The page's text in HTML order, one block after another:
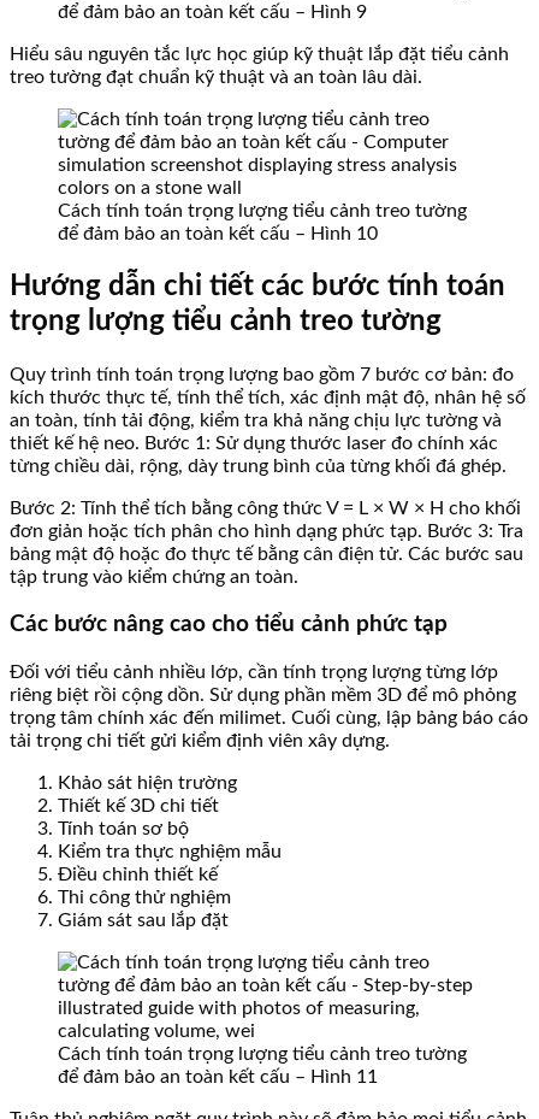
để đảm bảo an toàn kết cấu – Hình 9
Hiểu sâu nguyên tắc lực học giúp kỹ thuật lắp đặt tiểu cảnh
treo tường đạt chuẩn kỹ thuật và an toàn lâu dài.
Cách tính toán trọng lượng tiểu cảnh treo tường
để đảm bảo an toàn kết cấu – Hình 10
Hướng dẫn chi tiết các bước tính toán
trọng lượng tiểu cảnh treo tường
Quy trình tính toán trọng lượng bao gồm 7 bước cơ bản: đo
kích thước thực tế, tính thể tích, xác định mật độ, nhân hệ số
an toàn, tính tải động, kiểm tra khả năng chịu lực tường và
thiết kế hệ neo. Bước 1: Sử dụng thước laser đo chính xác
từng chiều dài, rộng, dày trung bình của từng khối đá ghép.
Bước 2: Tính thể tích bằng công thức V = L × W × H cho khối
đơn giản hoặc tích phân cho hình dạng phức tạp. Bước 3: Tra
bảng mật độ hoặc đo thực tế bằng cân điện tử. Các bước sau
tập trung vào kiểm chứng an toàn.
Các bước nâng cao cho tiểu cảnh phức tạp
Đối với tiểu cảnh nhiều lớp, cần tính trọng lượng từng lớp
riêng biệt rồi cộng dồn. Sử dụng phần mềm 3D để mô phỏng
trọng tâm chính xác đến milimet. Cuối cùng, lập bảng báo cáo
tải trọng chi tiết gửi kiểm định viên xây dựng.
Khảo sát hiện trường
Thiết kế 3D chi tiết
Tính toán sơ bộ
Kiểm tra thực nghiệm mẫu
Điều chỉnh thiết kế
Thi công thử nghiệm
Giám sát sau lắp đặt
Cách tính toán trọng lượng tiểu cảnh treo tường
để đảm bảo an toàn kết cấu – Hình 11